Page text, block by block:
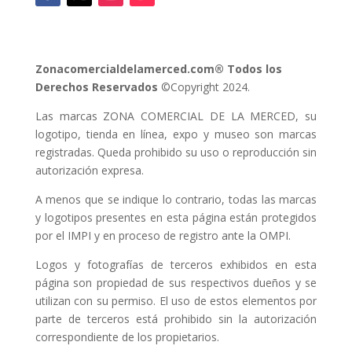
Zonacomercialdelamerced.com® Todos los
Derechos Reservados ©Copyright 2024.
Las marcas ZONA COMERCIAL DE LA MERCED, su
logotipo, tienda en línea, expo y museo son marcas
registradas. Queda prohibido su uso o reproducción sin
autorización expresa.
A menos que se indique lo contrario, todas las marcas
y logotipos presentes en esta página están protegidos
por el IMPI y en proceso de registro ante la OMPI.
Logos y fotografías de terceros exhibidos en esta
página son propiedad de sus respectivos dueños y se
utilizan con su permiso. El uso de estos elementos por
parte de terceros está prohibido sin la autorización
correspondiente de los propietarios.